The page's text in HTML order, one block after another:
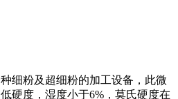
细粉及超细粉的加工设备，此微
硬度，湿度小于6%，莫氏硬度在